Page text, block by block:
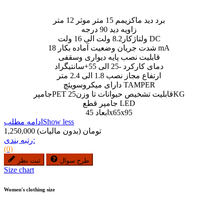
برد دید ماکزیمم 15 متر موثر 12 متر
زاویه دید 90 درجه
ولتاژکار8.2 ولت الی 16 ولت DC
شدت جریان وضعیت آماده بکار 18 mA
قابلیت نصب پایه دیواری وسقفی
دمای کارکرد -25 الی 55+سانتیگراد
ارتفاع مجاز نصب 1.8 الی 2.4 متر
دارای میکروسویئچ TAMPER
جامپرPET قابلیت تشخیص حیوانات تا وزن25KG
جامپر قطع LED
ابعاد 45x65x95
ادامه مطلب Show less
1,250,000 تومان (بدون مالیات)
رتبه بندی:
(0)
ثبت نظر طرح سوال
Size chart
Women's clothing size